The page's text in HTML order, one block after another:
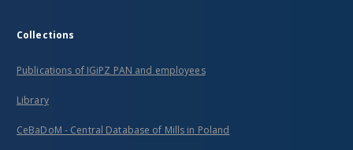
Collections
Publications of IGiPZ PAN and employees
Library
CeBaDoM - Central Database of Mills in Poland